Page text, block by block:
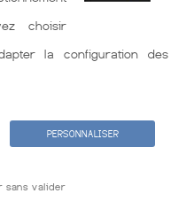
choisir
la configuration des
PERSONNALISER
sans valider